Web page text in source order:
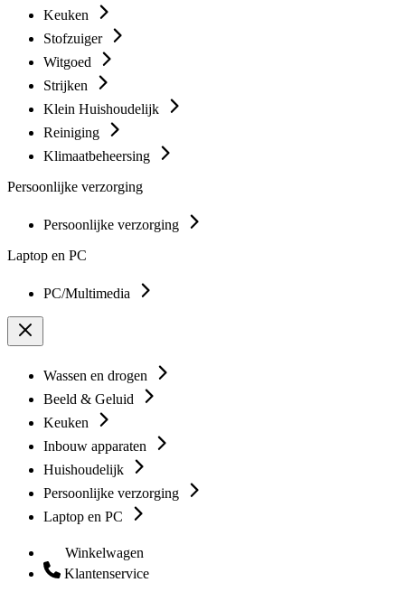
Keuken
Stofzuiger
Witgoed
Strijken
Klein Huishoudelijk
Reiniging
Klimaatbeheersing
Persoonlijke verzorging
Persoonlijke verzorging
Laptop en PC
PC/Multimedia
Wassen en drogen
Beeld & Geluid
Keuken
Inbouw apparaten
Huishoudelijk
Persoonlijke verzorging
Laptop en PC
Winkelwagen
Klantenservice